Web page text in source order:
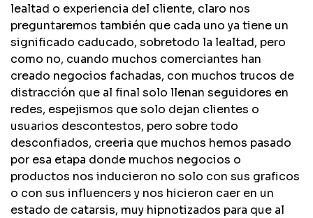
lealtad o experiencia del cliente, claro nos
preguntaremos también que cada uno ya tiene un
significado caducado, sobretodo la lealtad, pero
como no, cuando muchos comerciantes han
creado negocios fachadas, con muchos trucos de
distracción que al final solo llenan seguidores en
redes, espejismos que solo dejan clientes o
usuarios descontestos, pero sobre todo
desconfiados, creeria que muchos hemos pasado
por esa etapa donde muchos negocios o
productos nos inducieron no solo con sus graficos
o con sus influencers y nos hicieron caer en un
estado de catarsis, muy hipnotizados para que al